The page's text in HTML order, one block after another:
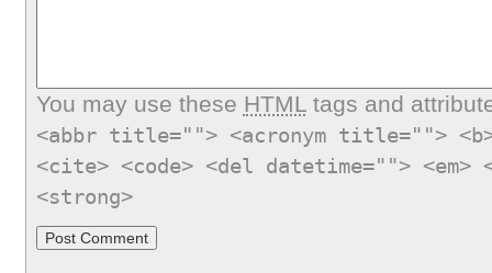
You may use these HTMLtags and
<abbr title=""> <acronym title="">
<cite> <code> <del datetime="">
<strong>